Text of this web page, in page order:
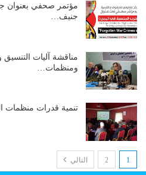
مؤتمر صحفي بعنوان
جنيف…
مناقشة آليات التنسيق
ومنظمات…
تنمية قدرات منظمات
1
2 التالي